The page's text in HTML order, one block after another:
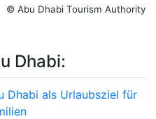
© Abu Dhabi Tourism Authority
Dhabi:
Dhabi als Urlaubsziel für